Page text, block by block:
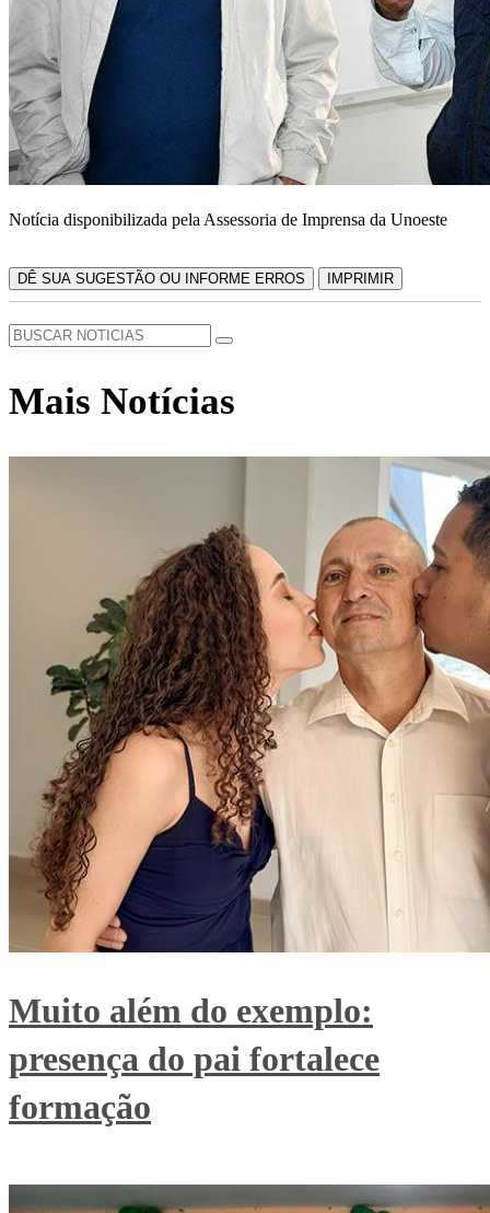
Notícia disponibilizada pela Assessoria de Imprensa da Unoeste
DÊ SUA SUGESTÃO OU INFORME ERROS IMPRIMIR
Mais Notícias
Muito além do exemplo:
presença do pai fortalece
formação